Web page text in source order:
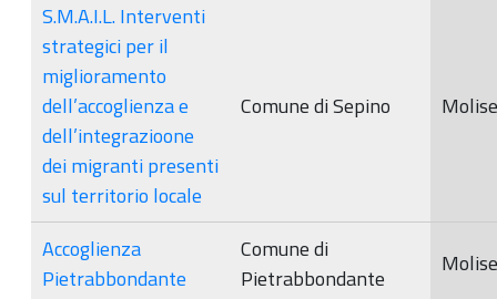
S.M.A.I.L. Interventi
strategici per il
miglioramento
dell’accoglienza e
dell’integrazioone
dei migranti presenti
sul territorio locale
Comune di Sepino Molise
Accoglienza
Pietrabbondante
Comune di
Pietrabbondante
Molise